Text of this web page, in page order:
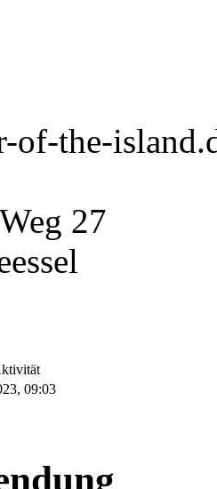
of-the-
27
09:03